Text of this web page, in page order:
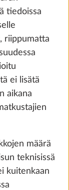
about
clicking on
Accept all
tiedoissa
riippumatta
ei lisätä
aikana
määrä
teknisissä
kuitenkaan